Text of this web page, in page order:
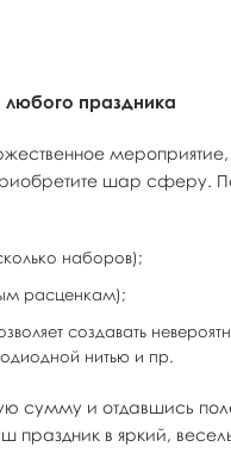
праздника
мероприятие,
шар сферу.
наборов);
расценкам);
создавать
нитью и пр.
сумму и отдавшись
праздник в яркий,